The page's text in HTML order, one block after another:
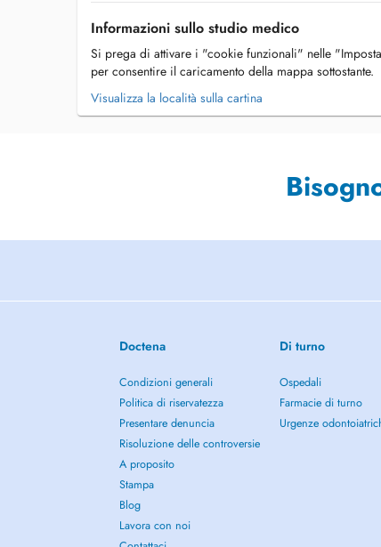
Informazioni sullo studio medico
Si prega di attivare i "cookie funzionali" nelle
per consentire il caricamento della mappa sottostante.
Visualizza la località sulla cartina
Doctena
Condizioni generali
Politica di riservatezza
Presentare denuncia
Risoluzione delle controversie
A proposito
Stampa
Blog
Lavora con noi
Di turno
Ospedali
Farmacie di turno
Urgenze